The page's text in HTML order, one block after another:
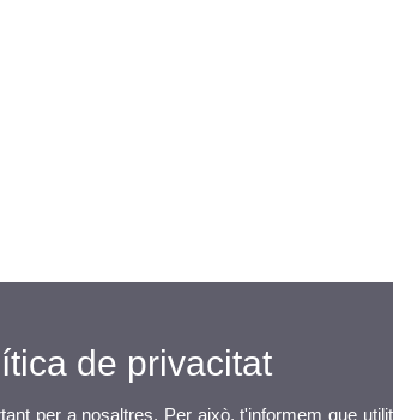
de privacitat
per a nosaltres. Per això, t'informem que